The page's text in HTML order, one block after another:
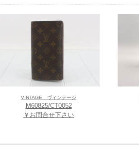
VINTAGE ヴィンテージ
M60825/CT0052
￥お問合せ下さい